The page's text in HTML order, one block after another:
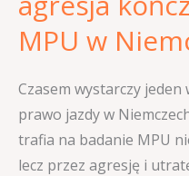
MPU w
Czasem wystarczy
prawo jazdy w
trafia na badanie MPU
lecz przez agresję i
MPU
w
Niemczech